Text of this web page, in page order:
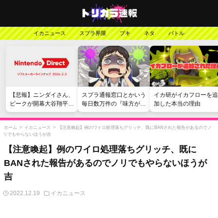
イカニュース スプラ界隈 ブキ ネタ バトル
【悲報】ニンダイさん、
ピークが開幕大谷翔平の
がっかりダイレクトだっ
たと言われてしまう
スプラ通報窓口とかいう
毎日数万件の『味方が弱
い』愚痴を読まされる苦
行
イカ研がイカフローを追
加した本当の理由
ホーム > イカニュース >
【注意喚起】例のワイロ処理落ちグリッチ、既にBANされた報告があるのでノ
リでもやらないほうが吉
【注意喚起】例のワイロ処理落ちグリッチ、既に
BANされた報告があるのでノリでもやらないほうが
吉
2022.12.19 イカニュース